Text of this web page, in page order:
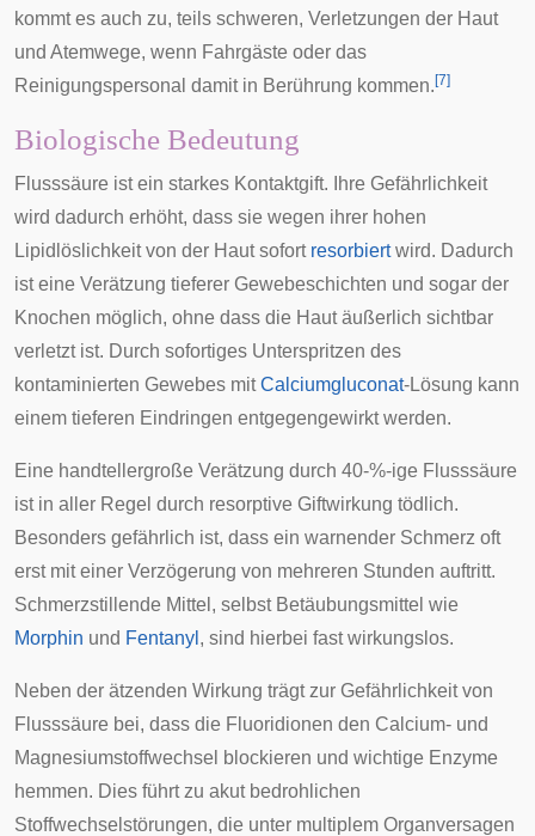
kommt es auch zu, teils schweren, Verletzungen der Haut
und Atemwege, wenn Fahrgäste oder das
Reinigungspersonal damit in Berührung kommen. [7]
Biologische Bedeutung
Flusssäure ist ein starkes Kontaktgift. Ihre Gefährlichkeit
wird dadurch erhöht, dass sie wegen ihrer hohen
Lipidlöslichkeit von der Haut sofort resorbiertwird. Dadurch
ist eine Verätzung tieferer Gewebeschichten und sogar der
Knochen möglich, ohne dass die Haut äußerlich sichtbar
verletzt ist. Durch sofortiges Unterspritzen des
kontaminierten Gewebes mitCalciumgluconat-Lösung kann
einem tieferen Eindringen entgegengewirkt werden.
Eine handtellergroße Verätzung durch 40-%-ige Flusssäure
ist in aller Regel durch resorptive Giftwirkung tödlich.
Besonders gefährlich ist, dass ein warnender Schmerz oft
erst mit einer Verzögerung von mehreren Stunden auftritt.
Schmerzstillende Mittel, selbst Betäubungsmittel wie
Morphin und Fentanyl , sind hierbei fast wirkungslos.
Neben der ätzenden Wirkung trägt zur Gefährlichkeit von
Flusssäure bei, dass die Fluoridionen den Calcium- und
Magnesiumstoffwechsel blockieren und wichtige Enzyme
hemmen. Dies führt zu akut bedrohlichen
Stoffwechselstörungen, die unter multiplem Organversagen